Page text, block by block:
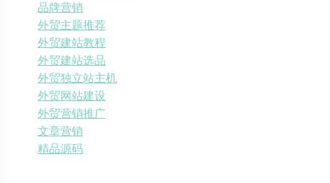
品牌营销
外贸主题推荐
外贸建站教程
外贸建站选品
外贸独立站主机
外贸网站建设
外贸营销推广
文章营销
精品源码